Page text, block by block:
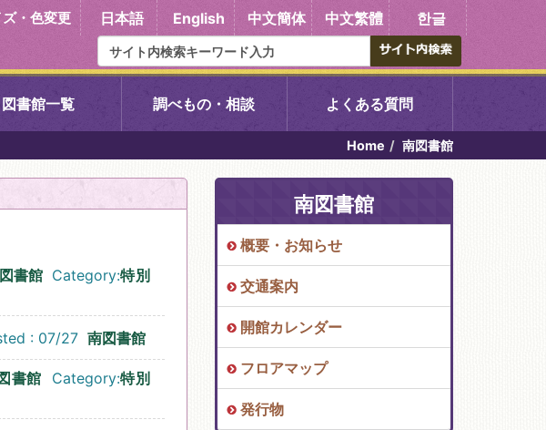
・色変更 日本語 English 中文簡体 中文繁體 한글
図書館一覧
伏見中央図書館 醍醐中央図書館
岩倉図書館 東山図書館
南図書館 吉祥院図書館
洛西図書館 向島図書館
こどもみらい館子育て図
コミュニティプラザ深草
図書館
調べもの・相談 よくある質問
Home 南図書館
書館 Category:特別
: 07/27 南図書館
書館 Category:特別
南図書館
概要・お知らせ
交通案内
開館カレンダー
フロアマップ
発行物